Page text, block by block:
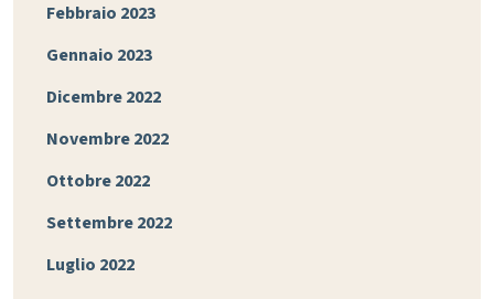
Febbraio 2023
Gennaio 2023
Dicembre 2022
Novembre 2022
Ottobre 2022
Settembre 2022
Luglio 2022